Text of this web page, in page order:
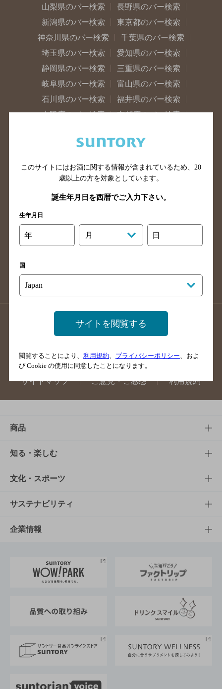
山梨県のバー検索
長野県のバー検索
新潟県のバー検索
東京都のバー検索
神奈川県のバー検索
千葉県のバー検索
埼玉県のバー検索
愛知県のバー検索
静岡県のバー検索
三重県のバー検索
岐阜県のバー検索
富山県のバー検索
石川県のバー検索
福井県のバー検索
大阪府のバー検索
京都府のバー検索
滋賀県のバー検索
和歌山県のバー検索
山口県のバー検索
鳥取県のバー検索
島根県のバー検索
徳島県のバー検索
高知県のバー検索
福岡県のバー検索
長崎県のバー検索
佐賀県のバー検索
店舗登録方法のご案内
店舗情報更新方法のご案内
掲載店舗様ログイン
サイトマップ ご意見・ご感想 利用規約
商品
商品TOP
商品一覧
商品発売情報
栄養成分一覧
知る・楽しむ
知る・楽しむTOP
キャンペーン
工場見学
地域情報
文化・スポーツ
文化・スポーツTOP
サントリーホール
サントリーサンバーズ大阪
サステナビリティ
サステナビリティTOP
サントリーが考えるサステナビリティ経営
企業情報
企業概要
採用情報
このサイトにはお酒に関する情報が含まれているため、 20
歳以上の方を対象としています。
誕生年月日を西暦でご入力下さい。
生年月日
年 月 日
国
サイトを閲覧する
閲覧することにより、 利用規約 プライバシーポリシー 、およ
び Cookie の使用に同意したことになります。